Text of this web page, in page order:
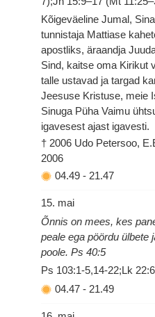
Kõigeväeline Jumal,
tunnistaja Mattiase
apostliks, äraandja
Sind, kaitse oma Kirikut
talle ustavad ja targad
Jeesuse Kristuse, meie
Sinuga Püha Vaimu
igavesest ajast igavesti.
† 2006 Udo Petersoo,
2006
04.49 - 21.47
15. mai
Õnnis on mees, kes
peale ega pöördu ülbete
poole. Ps 40:5
Ps 103:1-5,14-22;Lk
04.47 - 21.49